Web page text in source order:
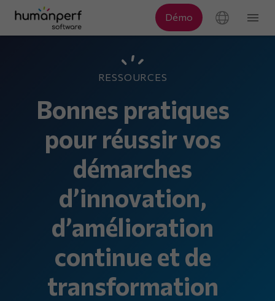
RESSOURCES
Bonnes pratiques
pour réussir vos
démarches
d’innovation,
d’amélioration
continue et de
transformation